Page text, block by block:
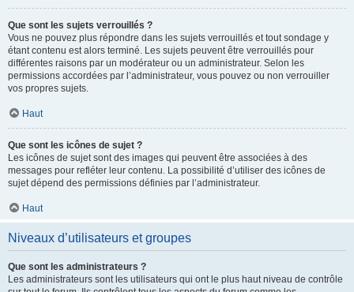
Que sont les sujets verrouillés ?
Vous ne pouvez plus répondre dans les sujets verrouillés et tout sondage y
étant contenu est alors terminé. Les sujets peuvent être verrouillés pour
différentes raisons par un modérateur ou un administrateur. Selon les
permissions accordées par l’administrateur, vous pouvez ou non verrouiller
vos propres sujets.
Haut
Que sont les icônes de sujet ?
Les icônes de sujet sont des images qui peuvent être associées à des
messages pour refléter leur contenu. La possibilité d’utiliser des icônes de
sujet dépend des permissions définies par l’administrateur.
Haut
Niveaux d’utilisateurs et groupes
Que sont les administrateurs ?
Les administrateurs sont les utilisateurs qui ont le plus haut niveau de contrôle